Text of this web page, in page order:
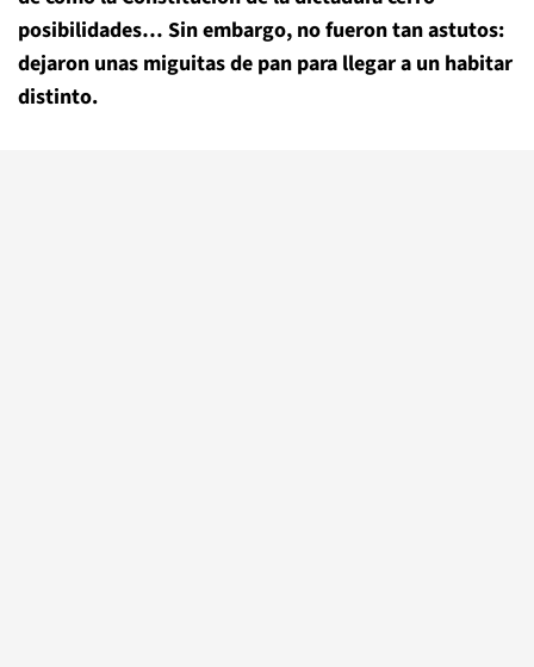
posibilidades… Sin embargo, no fueron tan astutos:
dejaron unas miguitas de pan para llegar a un habitar
distinto.